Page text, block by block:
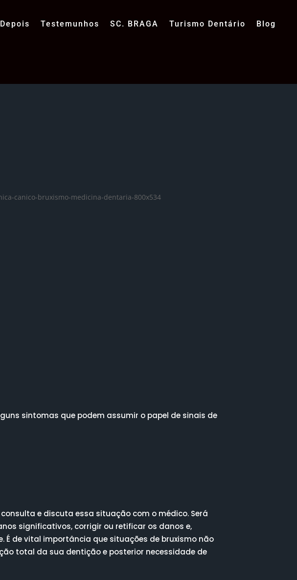
Testemunhos SC. BRAGA Turismo Dentário Blog
sintomas que podem assumir o papel de sinais de
e discuta essa situação com o médico. Será
significativos, corrigir ou retificar os danos e,
de vital importância que situações de bruxismo não
total da sua dentição e posterior necessidade de